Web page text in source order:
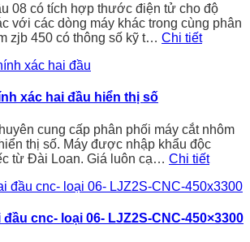
08 có tích hợp thước điện tử cho độ
với các dòng máy khác trong cùng phân
zjb 450 có thông số kỹ t… Chi tiết
xác hai đầu hiển thị số
cung cấp phân phối máy cắt nhôm
thị số. Máy được nhập khẩu độc
từ Đài Loan. Giá luôn cạ… Chi tiết
cnc- loại 06- LJZ2S-CNC-450×3300